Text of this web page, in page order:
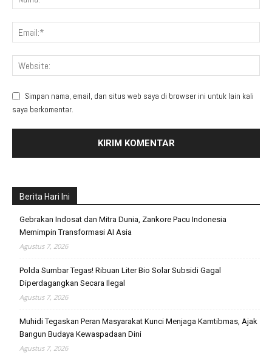
Simpan nama, email, dan situs web saya di browser ini untuk lain kali
saya berkomentar.
Berita Hari Ini
Gebrakan Indosat dan Mitra Dunia, Zankore Pacu Indonesia
Memimpin Transformasi AI Asia
Agustus 7, 2026
Polda Sumbar Tegas! Ribuan Liter Bio Solar Subsidi Gagal
Diperdagangkan Secara Ilegal
Agustus 7, 2026
Muhidi Tegaskan Peran Masyarakat Kunci Menjaga Kamtibmas, Ajak
Bangun Budaya Kewaspadaan Dini
Agustus 7, 2026